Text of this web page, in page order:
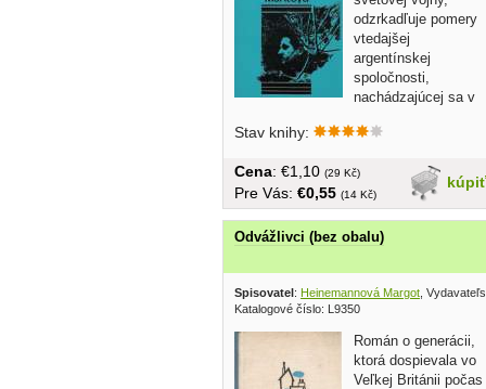
odzrkadľuje pomery
vtedajšej
argentínskej
spoločnosti,
nachádzajúcej sa v
rozoberá...
Stav knihy:
kúpiť
Cena: €1,10 (29 Kč)
Pre Vás: €0,55 (14 Kč)
Odvážlivci (bez obalu)
Spisovatel: Heinemannová Margot ,
Katalogové číslo: L9350
Román o generácii,
ktorá dospievala vo
Veľkej Británii počas